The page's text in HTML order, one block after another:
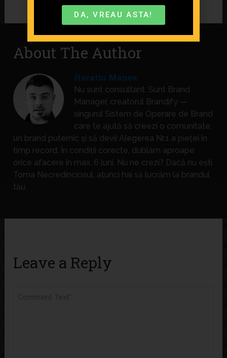
About The Author
Horatiu Manea
Nu sunt consultant. Sunt Brand
Manager, creatorul Brandify —
singurul Sistem de Operare de Brand
care te ajută să creezi o comunitate,
un brand puternic și să devii Alegerea Nr.1 a pieței în
timp record. În condiții corecte, dublăm aproape
orice afacere în max. 6 luni. Nu ne crezi? Dacă nu ești
Toma Necredinciosul, atunci hai să lucrăm la brandul
tău.
Leave a Reply
DA, VREAU ASTA!